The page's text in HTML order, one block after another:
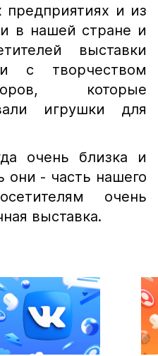
предприятиях и из
в нашей стране и
выставки
с творчеством
которые
игрушки для
очень близка и
они - часть нашего
очень
выставка.